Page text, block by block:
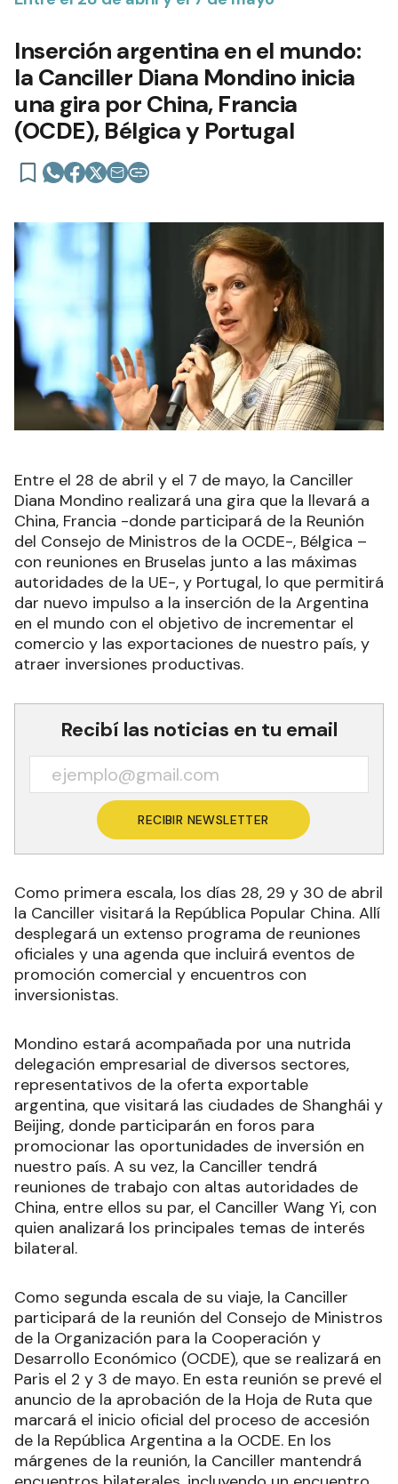
Inserción argentina en el mundo:
la Canciller Diana Mondino inicia
una gira por China, Francia
(OCDE), Bélgica y Portugal
Entre el 28 de abril y el 7 de mayo, la Canciller
Diana Mondino realizará una gira que la llevará a
China, Francia -donde participará de la Reunión
del Consejo de Ministros de la OCDE-, Bélgica –
con reuniones en Bruselas junto a las máximas
autoridades de la UE-, y Portugal, lo que permitirá
dar nuevo impulso a la inserción de la Argentina
en el mundo con el objetivo de incrementar el
comercio y las exportaciones de nuestro país, y
atraer inversiones productivas.
Recibí las noticias en tu email
RECIBIR NEWSLETTER
Como primera escala, los días 28, 29 y 30 de abril
la Canciller visitará la República Popular China. Allí
desplegará un extenso programa de reuniones
oficiales y una agenda que incluirá eventos de
promoción comercial y encuentros con
inversionistas.
Mondino estará acompañada por una nutrida
delegación empresarial de diversos sectores,
representativos de la oferta exportable
argentina, que visitará las ciudades de Shanghái y
Beijing, donde participarán en foros para
promocionar las oportunidades de inversión en
nuestro país. A su vez, la Canciller tendrá
reuniones de trabajo con altas autoridades de
China, entre ellos su par, el Canciller Wang Yi, con
quien analizará los principales temas de interés
bilateral.
Como segunda escala de su viaje, la Canciller
participará de la reunión del Consejo de Ministros
de la Organización para la Cooperación y
Desarrollo Económico (OCDE), que se realizará en
Paris el 2 y 3 de mayo. En esta reunión se prevé el
anuncio de la aprobación de la Hoja de Ruta que
marcará el inicio oficial del proceso de accesión
de la República Argentina a la OCDE. En los
márgenes de la reunión, la Canciller mantendrá